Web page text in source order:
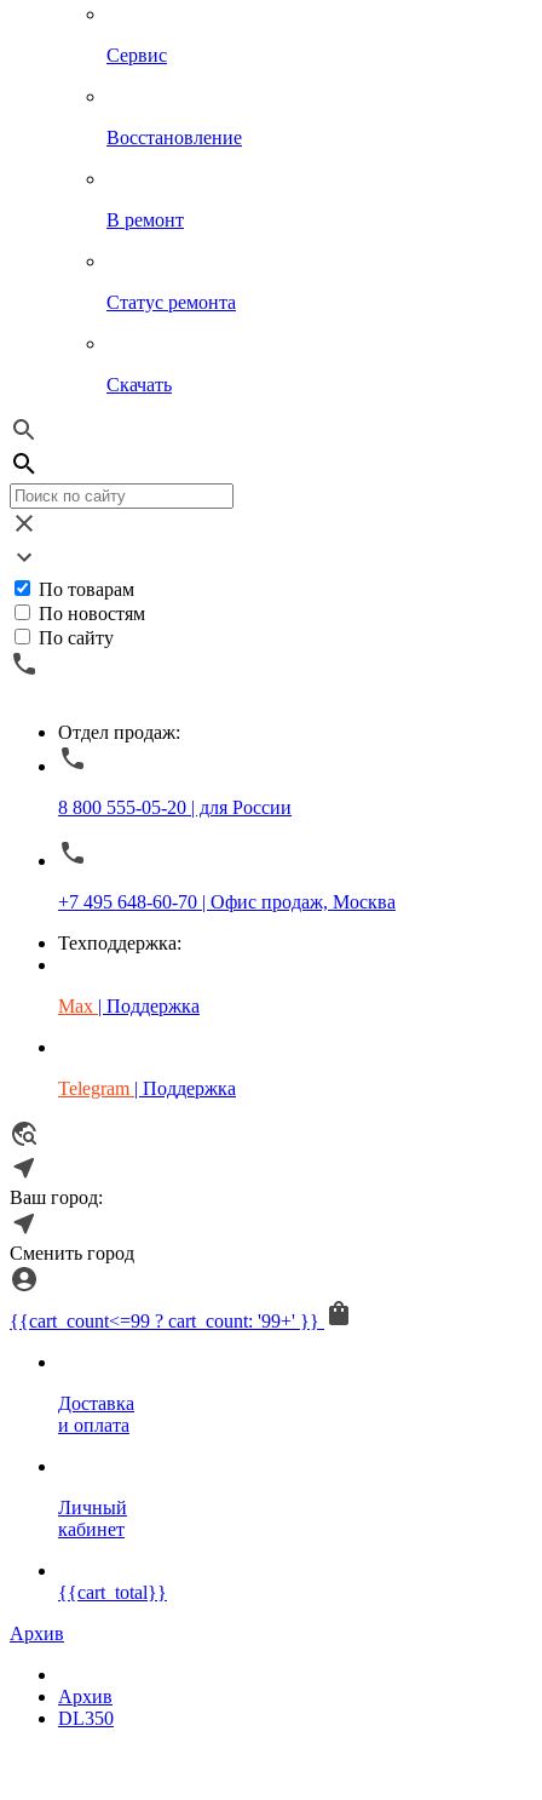
Сервис
Восстановление
В ремонт
Статус ремонта
Скачать
По товарам
По новостям
По сайту
Отдел продаж:
8 800 555-05-20 | для России
+7 495 648-60-70 | Офис продаж, Москва
Техподдержка:
Max | Поддержка
Telegram | Поддержка
Ваш город:
Сменить город
{{cart_count<=99 ? cart_count: '99+' }}
Доставка
и оплата
Личный
кабинет
{{cart_total}}
Архив
Архив
DL350